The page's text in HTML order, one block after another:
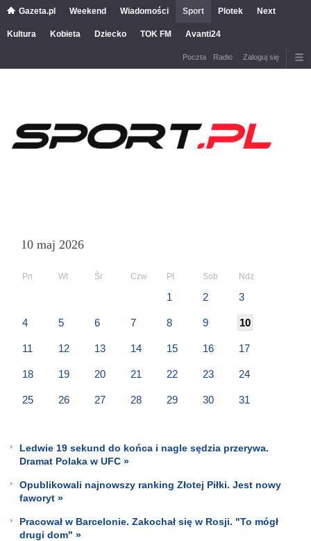
Gazeta.pl Weekend Wiadomości Sport Plotek Next
Kultura Kobieta Dziecko TOK FM Avanti24
Poczta Radio Zaloguj się
10 maj 2026
Pn Wt Śr Czw Pt Sob Ndz
1 2 3
4 5 6 7 8 9 10
11 12 13 14 15 16 17
18 19 20 21 22 23 24
25 26 27 28 29 30 31
Ledwie 19 sekund do końca i nagle sędzia przerywa.
Dramat Polaka w UFC »
Opublikowali najnowszy ranking Złotej Piłki. Jest nowy
faworyt »
Pracował w Barcelonie. Zakochał się w Rosji. "To mógł
drugi dom" »